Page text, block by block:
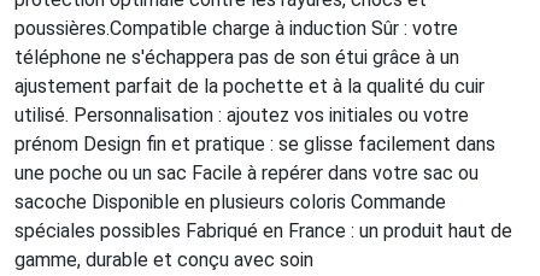
poussières.Compatible charge à induction Sûr : votre
téléphone ne s'échappera pas de son étui grâce à un
ajustement parfait de la pochette et à la qualité du cuir
utilisé. Personnalisation : ajoutez vos initiales ou votre
prénom Design fin et pratique : se glisse facilement dans
une poche ou un sac Facile à repérer dans votre sac ou
sacoche Disponible en plusieurs coloris Commande
spéciales possibles Fabriqué en France : un produit haut de
gamme, durable et conçu avec soin